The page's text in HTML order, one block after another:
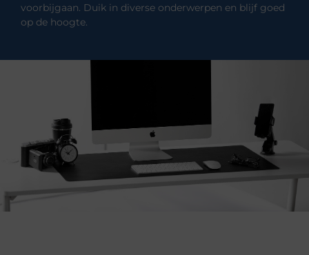
voorbijgaan. Duik in diverse onderwerpen en blijf goed
op de hoogte.